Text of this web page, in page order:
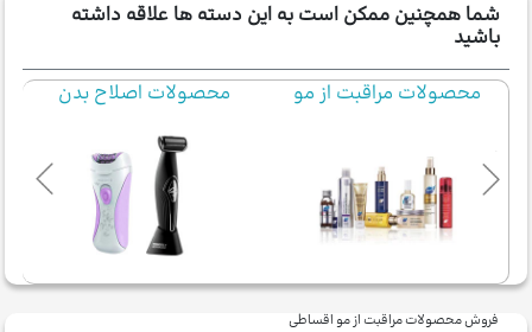
شما همچنین ممکن است به این دسته ها علاقه داشته
باشید
محصولات مراقبت از مو
محصولات اصلاح بدن
فروش محصولات مراقبت از مو اقساطی